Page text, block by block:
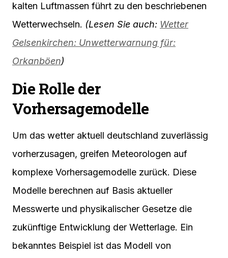
kalten Luftmassen führt zu den beschriebenen
Wetterwechseln. (Lesen Sie auch: Wetter
Gelsenkirchen: Unwetterwarnung für:
Orkanböen)
Die Rolle der
Vorhersagemodelle
Um das wetter aktuell deutschland zuverlässig
vorherzusagen, greifen Meteorologen auf
komplexe Vorhersagemodelle zurück. Diese
Modelle berechnen auf Basis aktueller
Messwerte und physikalischer Gesetze die
zukünftige Entwicklung der Wetterlage. Ein
bekanntes Beispiel ist das Modell von